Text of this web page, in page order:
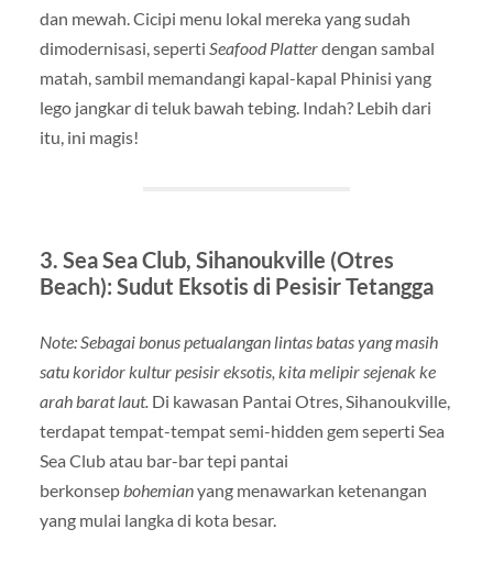
dan mewah. Cicipi menu lokal mereka yang sudah
dimodernisasi, seperti Seafood Platterdengan sambal
matah, sambil memandangi kapal-kapal Phinisi yang
lego jangkar di teluk bawah tebing. Indah? Lebih dari
itu, ini magis!
3. Sea Sea Club, Sihanoukville (Otres
Beach): Sudut Eksotis di Pesisir Tetangga
Note: Sebagai bonus petualangan lintas batas yang masih
satu koridor kultur pesisir eksotis, kita melipir sejenak ke
arah barat laut. Di kawasan Pantai Otres, Sihanoukville,
terdapat tempat-tempat semi-hidden gem seperti Sea
Sea Club atau bar-bar tepi pantai
berkonsep bohemianyang menawarkan ketenangan
yang mulai langka di kota besar.